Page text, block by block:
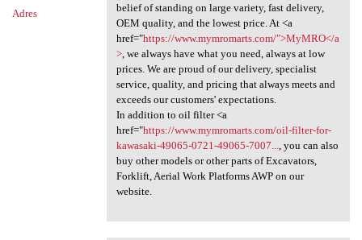
Adres
belief of standing on large variety, fast delivery,
OEM quality, and the lowest price. At <a
href="https://www.mymromarts.com/">MyMRO</a
>, we always have what you need, always at low
prices. We are proud of our delivery, specialist
service, quality, and pricing that always meets and
exceeds our customers' expectations.
In addition to oil filter <a
href="https://www.mymromarts.com/oil-filter-for-
kawasaki-49065-0721-49065-7007..., you can also
buy other models or other parts of Excavators,
Forklift, Aerial Work Platforms AWP on our
website.